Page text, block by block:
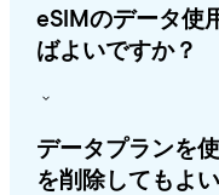
eSIMのデータ使
ばよいですか？
データプランを
を削除してもよ